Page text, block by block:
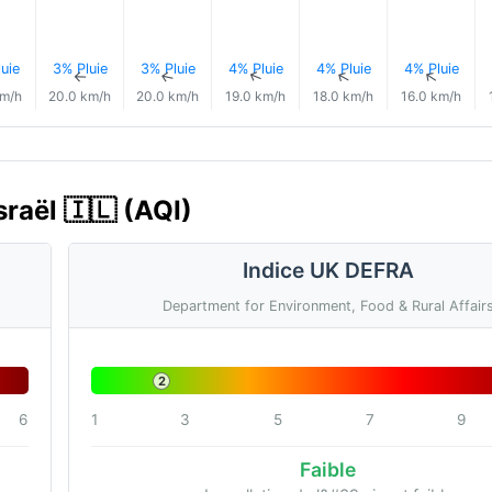
h
3% Pluie
↑
20.0 km/h
3% Pluie
↑
20.0 km/h
4% Pluie
↑
19.0 km/h
4% Pluie
↑
18.0 km/h
4% Pluie
↑
16.0 km/h
🇮🇱 (AQI)
6
Indice UK DEFRA
Department for Environment, Food & Rural
2
1 3 5 7 9
Faible